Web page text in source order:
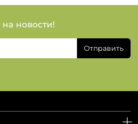
новости!
Отправить